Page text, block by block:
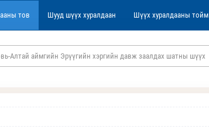
тов Шууд шүүх хуралдаан Шүүх хуралдааны тойм
Алтай аймгийн Эрүүгийн хэргийн давж заалдах шатны шүүх